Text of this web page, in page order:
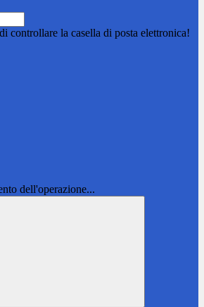
controllare la casella di posta elettronica!
dell'operazione...